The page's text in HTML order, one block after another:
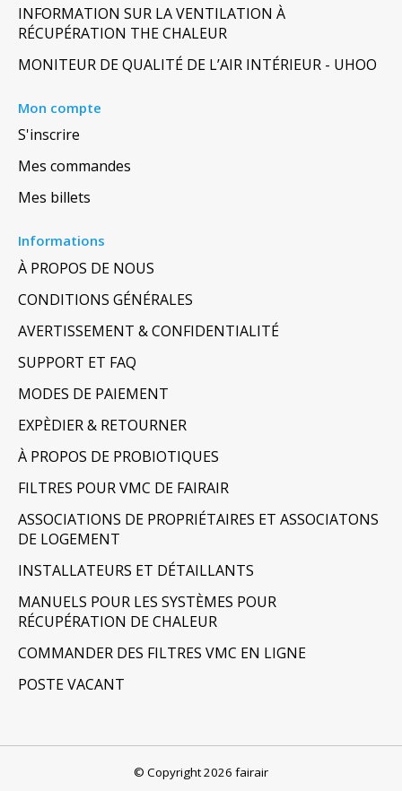
INFORMATION SUR LA VENTILATION À
RÉCUPÉRATION THE CHALEUR
MONITEUR DE QUALITÉ DE L’AIR INTÉRIEUR - UHOO
Mon compte
S'inscrire
Mes commandes
Mes billets
Informations
À PROPOS DE NOUS
CONDITIONS GÉNÉRALES
AVERTISSEMENT & CONFIDENTIALITÉ
SUPPORT ET FAQ
MODES DE PAIEMENT
EXPÈDIER & RETOURNER
À PROPOS DE PROBIOTIQUES
FILTRES POUR VMC DE FAIRAIR
ASSOCIATIONS DE PROPRIÉTAIRES ET ASSOCIATONS
DE LOGEMENT
INSTALLATEURS ET DÉTAILLANTS
MANUELS POUR LES SYSTÈMES POUR
RÉCUPÉRATION DE CHALEUR
COMMANDER DES FILTRES VMC EN LIGNE
POSTE VACANT
© Copyright 2026 fairair